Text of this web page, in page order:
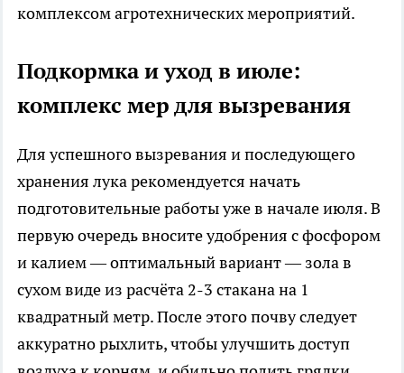
комплексом агротехнических мероприятий.
Подкормка и уход в июле:
комплекс мер для вызревания
Для успешного вызревания и последующего
хранения лука рекомендуется начать
подготовительные работы уже в начале июля. В
первую очередь вносите удобрения с фосфором
и калием — оптимальный вариант — зола в
сухом виде из расчёта 2-3 стакана на 1
квадратный метр. После этого почву следует
аккуратно рыхлить, чтобы улучшить доступ